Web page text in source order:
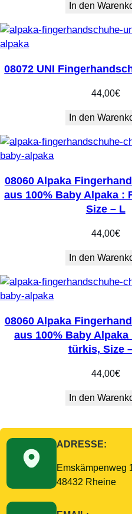
In den
08072 UNI
44,00€
In den
08060 Alpaka
aus 100% Baby Alpaka :
Size – L
44,00€
In den
08060 Alpaka
aus 100% Baby Alpaka
türkis, Size
44,00€
In den
ADRESSE:
Emskämpenweg
48432 Rheine